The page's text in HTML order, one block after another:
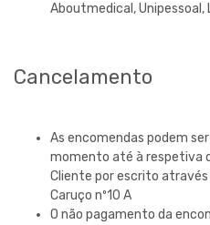
Aboutmedical, Unipessoal,
Cancelamento
As encomendas podem
momento até à respetiva
Cliente por escrito através
Caruço nº10 A
O não pagamento da